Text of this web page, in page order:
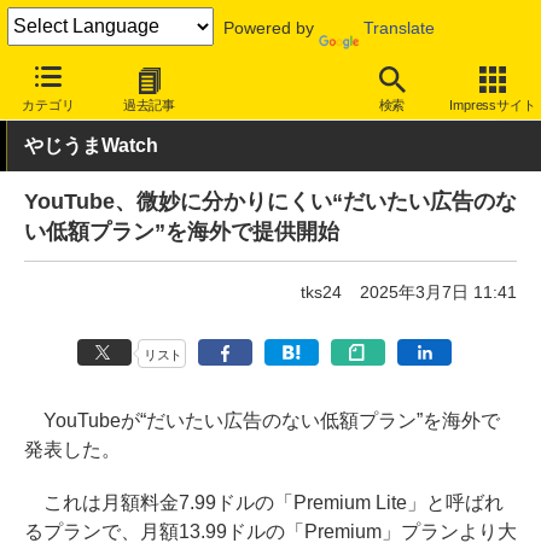
Powered by Translate
カテゴリ 過去記事 検索 Impressサイト
INTERNET Watch サービス/ソフト サービス 画像/動画
やじうまWatch
YouTube、微妙に分かりにくい“だいたい広告のな
い低額プラン”を海外で提供開始
tks24 2025年3月7日 11:41
リスト
YouTubeが“だいたい広告のない低額プラン”を海外で
発表した。
これは月額料金7.99ドルの「Premium Lite」と呼ばれ
るプランで、月額13.99ドルの「Premium」プランより大